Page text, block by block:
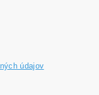
údajov